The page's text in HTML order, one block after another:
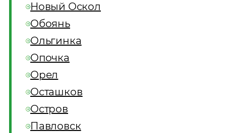
Новый Оскол
Обоянь
Ольгинка
Опочка
Орел
Осташков
Остров
Павловск